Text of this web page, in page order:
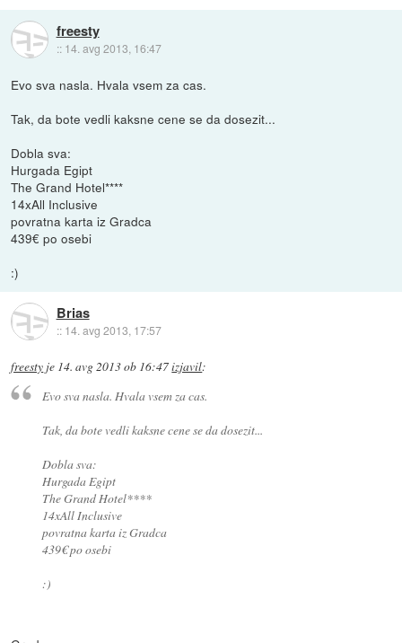
freesty
:: 14. avg 2013, 16:47
Evo sva nasla. Hvala vsem za cas.
Tak, da bote vedli kaksne cene se da dosezit...
Dobla sva:
Hurgada Egipt
The Grand Hotel****
14xAll Inclusive
povratna karta iz Gradca
439€ po osebi
:)
Brias
:: 14. avg 2013, 17:57
freesty je 14. avg 2013 ob 16:47izjavil:
Evo sva nasla. Hvala vsem za cas.
Tak, da bote vedli kaksne cene se da dosezit...
Dobla sva:
Hurgada Egipt
The Grand Hotel****
14xAll Inclusive
povratna karta iz Gradca
439€ po osebi
:)